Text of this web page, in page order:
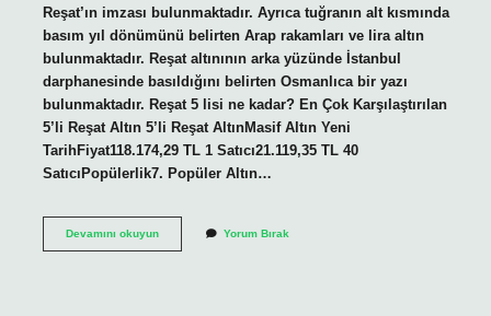
Reşat’ın imzası bulunmaktadır. Ayrıca tuğranın alt kısmında
basım yıl dönümünü belirten Arap rakamları ve lira altın
bulunmaktadır. Reşat altınının arka yüzünde İstanbul
darphanesinde basıldığını belirten Osmanlıca bir yazı
bulunmaktadır. Reşat 5 lisi ne kadar? En Çok Karşılaştırılan
5’li Reşat Altın 5’li Reşat AltınMasif Altın Yeni
TarihFiyat118.174,29 TL 1 Satıcı21.119,35 TL 40
SatıcıPopülerlik7. Popüler Altın…
Devamını okuyun5
Yorum Bırak